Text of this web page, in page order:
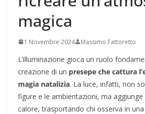
magica
1 Novembre 2024 Massimo Fattoretto
L’illuminazione gioca un ruolo
creazione di un presepe che cattura
magia natalizia. La luce, infatti, non
figure e le ambientazioni, ma
calore, trasportando chi osserva in una